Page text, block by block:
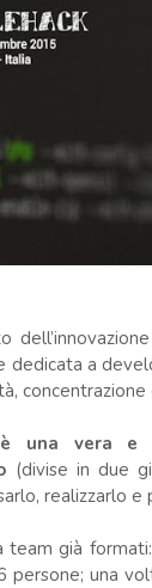
dedicata a
concentrazione
una vera e
(divise in due
realizzarlo e
team già
una